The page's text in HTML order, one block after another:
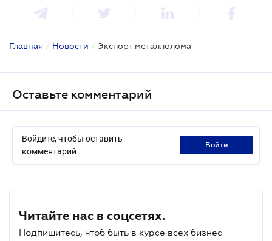
Главная / Новости / Экспорт металлолома
Оставьте комментарий
Войдите, чтобы оставить
комментарий
войти
Читайте нас в соцсетях.
Подпишитесь, чтоб быть в курсе всех бизнес-